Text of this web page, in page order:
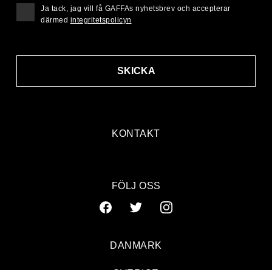
KONTAKT
SKICKA
Ja tack, jag vill få GAFFAs nyhetsbrev och accepterar
därmed integritetspolicyn
FÖLJ OSS
DANMARK